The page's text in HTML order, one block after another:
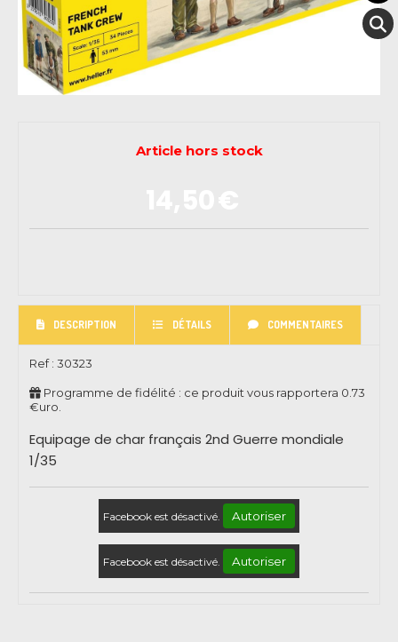
Article hors stock
DESCRIPTION DÉTAILS COMMENTAIRES
Ref : 30323
Programme de fidélité : ce produit vous rapportera 0.73
€uro.
Equipage de char français 2nd Guerre mondiale
1/35
Facebook est désactivé. Autoriser
Facebook est désactivé. Autoriser